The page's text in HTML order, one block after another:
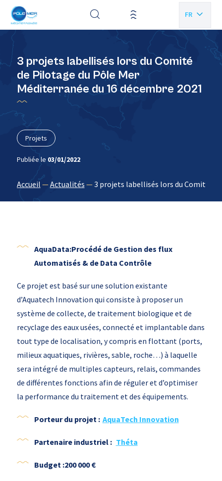
FR
EN
3 projets labellisés lors du Comité
de Pilotage du Pôle Mer
Méditerranée du 16 décembre 2021
Projets
Publiée le 03/01/2022
Accueil —Actualités —3 projets labellisés lors du Comité de
AquaData:Procédé de Gestion des flux
Automatisés & de Data Contrôle
Ce projet est basé sur une solution existante
d’Aquatech Innovation qui consiste à proposer un
système de collecte, de traitement biologique et de
recyclage des eaux usées, connecté et implantable dans
tout type de localisation, y compris en flottant (ports,
milieux aquatiques, rivières, sable, roche…) à laquelle
sera intégré de multiples capteurs, relais, commandes
de différentes fonctions afin de réguler et d’optimiser
la performance du traitement et des équipements.
Porteur du projet : AquaTech Innovation
Partenaire industriel : Théta
Budget :200 000 €
Panneau de gestion des cookies